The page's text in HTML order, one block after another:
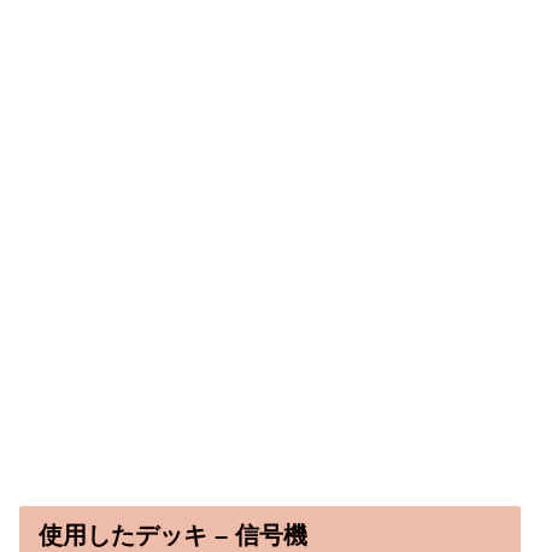
使用したデッキ – 信号機